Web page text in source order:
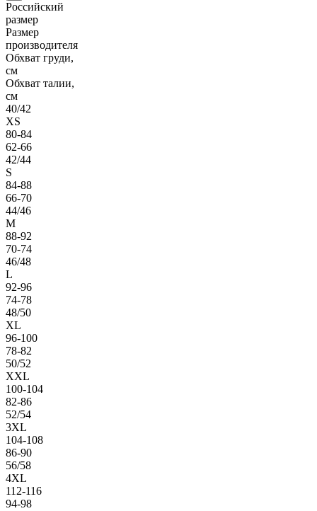
Российский
размер
Размер
производителя
Обхват груди,
см
Обхват талии,
см
40/42
XS
80-84
62-66
42/44
S
84-88
66-70
44/46
M
88-92
70-74
46/48
L
92-96
74-78
48/50
XL
96-100
78-82
50/52
XXL
100-104
82-86
52/54
3XL
104-108
86-90
56/58
4XL
112-116
94-98